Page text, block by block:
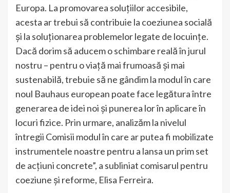
Europa. La promovarea soluțiilor accesibile,
acesta ar trebui să contribuie la coeziunea socială
și la soluționarea problemelor legate de locuințe.
Dacă dorim să aducem o schimbare reală în jurul
nostru – pentru o viață mai frumoasă și mai
sustenabilă, trebuie să ne gândim la modul în care
noul Bauhaus european poate face legătura între
generarea de idei noi și punerea lor în aplicare în
locuri fizice. Prin urmare, analizăm la nivelul
întregii Comisii modul în care ar putea fi mobilizate
instrumentele noastre pentru a lansa un prim set
de acțiuni concrete”, a subliniat comisarul pentru
coeziune și reforme, Elisa Ferreira.